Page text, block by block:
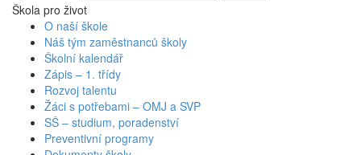
Škola pro život
O naší škole
Náš tým zaměstnanců školy
Školní kalendář
Zápis – 1. třídy
Rozvoj talentu
Žáci s potřebami – OMJ a SVP
SŠ – studium, poradenství
Preventivní programy